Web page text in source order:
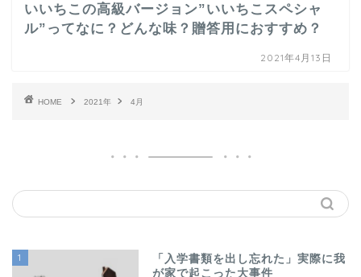
いいちこの高級バージョン”いいちこスペシャ
ル”ってなに？どんな味？贈答用におすすめ？
2021年4月13日
HOME 2021年 4月
1
「入学書類を出し忘れた」実際に我
が家で起こった大事件